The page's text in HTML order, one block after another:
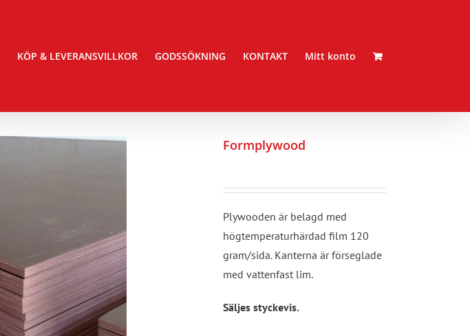
KÖP & LEVERANSVILLKOR GODSSÖKNING KONTAKT Mitt konto
Formplywood
Plywooden är belagd med
högtemperaturhärdad film 120
gram/sida. Kanterna är förseglade
med vattenfast lim.
Säljes styckevis.